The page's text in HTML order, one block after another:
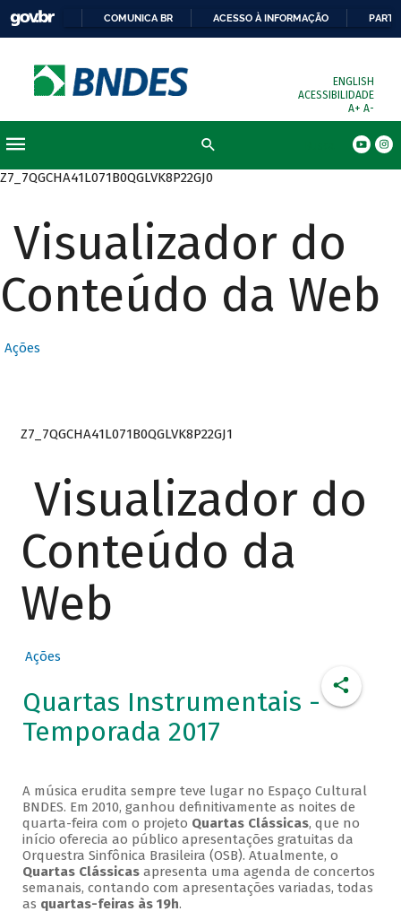
COMUNICA BR ACESSO À INFORMAÇÃO
ENGLISH
ACESSIBILIDADE
A+ A-
Z7_7QGCHA41L071B0QGLVK8P22GJ0
Visualizador do
Conteúdo da Web
Ações
Z7_7QGCHA41L071B0QGLVK8P22GJ1
Visualizador do
Conteúdo da
Web
Ações
Quartas Instrumentais -
Temporada 2017
A música erudita sempre teve lugar no Espaço Cultural
BNDES. Em 2010, ganhou definitivamente as noites de
quarta-feira com o projeto Quartas Clássicas, que no
início oferecia ao público apresentações gratuitas da
Orquestra Sinfônica Brasileira (OSB). Atualmente, o
Quartas Clássicasapresenta uma agenda de concertos
semanais, contando com apresentações variadas, todas
as quartas-feiras às 19h.